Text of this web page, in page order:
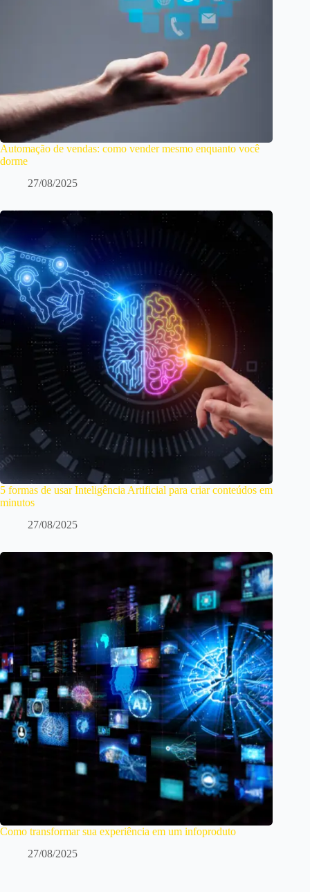
Automação de vendas: como vender mesmo enquanto você
dorme
27/08/2025
5 formas de usar Inteligência Artificial para criar conteúdos em
minutos
27/08/2025
Como transformar sua experiência em um infoproduto
27/08/2025